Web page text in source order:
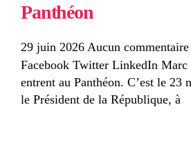
Panthéon
29 juin 2026 Aucun commentaire
Facebook Twitter LinkedIn Marc
entrent au Panthéon. C’est le 23
le Président de la République, à